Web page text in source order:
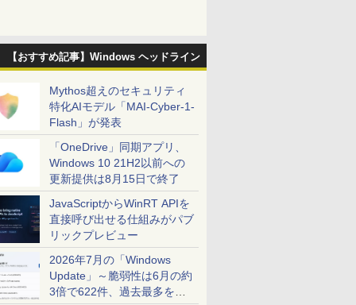
【おすすめ記事】Windows ヘッドライン
Mythos超えのセキュリティ
特化AIモデル「MAI-Cyber-1-
Flash」が発表
「OneDrive」同期アプリ、
Windows 10 21H2以前への
更新提供は8月15日で終了
JavaScriptからWinRT APIを
直接呼び出せる仕組みがパブ
リックプレビュー
2026年7月の「Windows
Update」～脆弱性は6月の約
3倍で622件、過去最多を大